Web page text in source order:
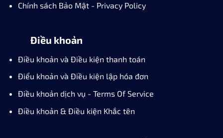
Chính sách Bảo Mật - Privacy Policy
Điều khoản
Điều khoản và Điều kiện thanh toán
Điểu khoản và Điều kiện lập hóa đơn
Điều khoản dịch vụ - Terms Of Service
Điều khoản & Điều kiện Khắc tên